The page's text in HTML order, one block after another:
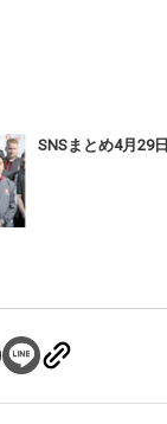
SNSまとめ4月29日